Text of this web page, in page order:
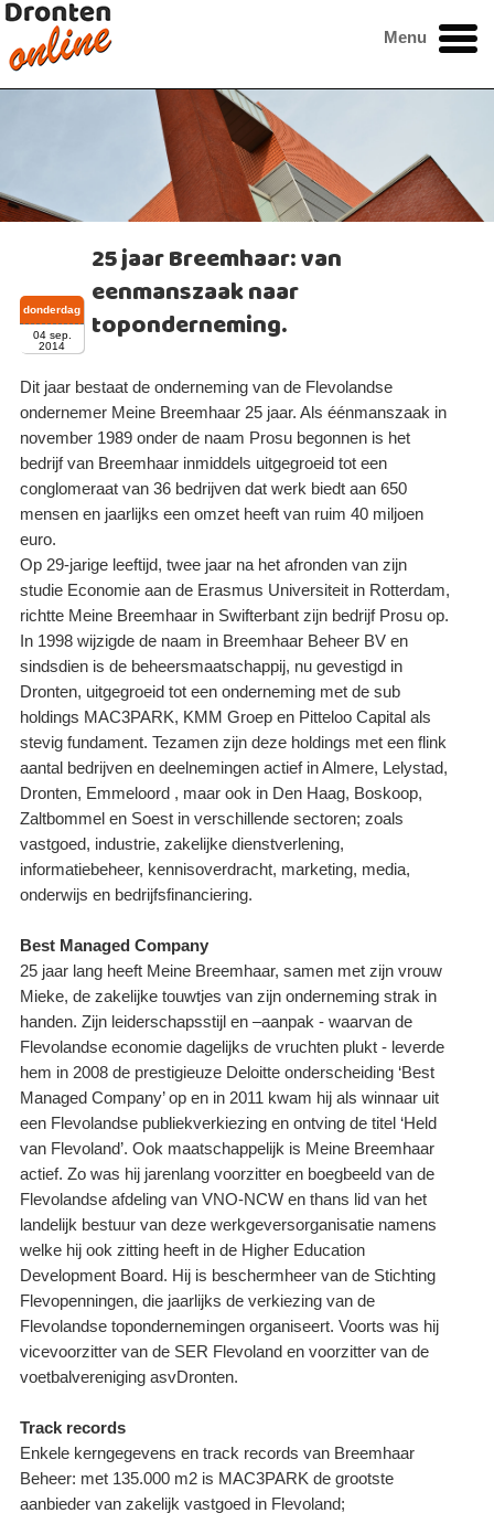
Menu
25 jaar Breemhaar: van
eenmanszaak naar
toponderneming.
donderdag
04 sep.
2014
Dit jaar bestaat de onderneming van de Flevolandse
ondernemer Meine Breemhaar 25 jaar. Als éénmanszaak in
november 1989 onder de naam Prosu begonnen is het
bedrijf van Breemhaar inmiddels uitgegroeid tot een
conglomeraat van 36 bedrijven dat werk biedt aan 650
mensen en jaarlijks een omzet heeft van ruim 40 miljoen
euro.
Op 29-jarige leeftijd, twee jaar na het afronden van zijn
studie Economie aan de Erasmus Universiteit in Rotterdam,
richtte Meine Breemhaar in Swifterbant zijn bedrijf Prosu op.
In 1998 wijzigde de naam in Breemhaar Beheer BV en
sindsdien is de beheersmaatschappij, nu gevestigd in
Dronten, uitgegroeid tot een onderneming met de sub
holdings MAC3PARK, KMM Groep en Pitteloo Capital als
stevig fundament. Tezamen zijn deze holdings met een flink
aantal bedrijven en deelnemingen actief in Almere, Lelystad,
Dronten, Emmeloord , maar ook in Den Haag, Boskoop,
Zaltbommel en Soest in verschillende sectoren; zoals
vastgoed, industrie, zakelijke dienstverlening,
informatiebeheer, kennisoverdracht, marketing, media,
onderwijs en bedrijfsfinanciering.
Best Managed Company
25 jaar lang heeft Meine Breemhaar, samen met zijn vrouw
Mieke, de zakelijke touwtjes van zijn onderneming strak in
handen. Zijn leiderschapsstijl en –aanpak - waarvan de
Flevolandse economie dagelijks de vruchten plukt - leverde
hem in 2008 de prestigieuze Deloitte onderscheiding ‘Best
Managed Company’ op en in 2011 kwam hij als winnaar uit
een Flevolandse publiekverkiezing en ontving de titel ‘Held
van Flevoland’. Ook maatschappelijk is Meine Breemhaar
actief. Zo was hij jarenlang voorzitter en boegbeeld van de
Flevolandse afdeling van VNO-NCW en thans lid van het
landelijk bestuur van deze werkgeversorganisatie namens
welke hij ook zitting heeft in de Higher Education
Development Board. Hij is beschermheer van de Stichting
Flevopenningen, die jaarlijks de verkiezing van de
Flevolandse topondernemingen organiseert. Voorts was hij
vicevoorzitter van de SER Flevoland en voorzitter van de
voetbalvereniging asvDronten.
Track records
Enkele kerngegevens en track records van Breemhaar
Beheer: met 135.000 m2 is MAC3PARK de grootste
aanbieder van zakelijk vastgoed in Flevoland;